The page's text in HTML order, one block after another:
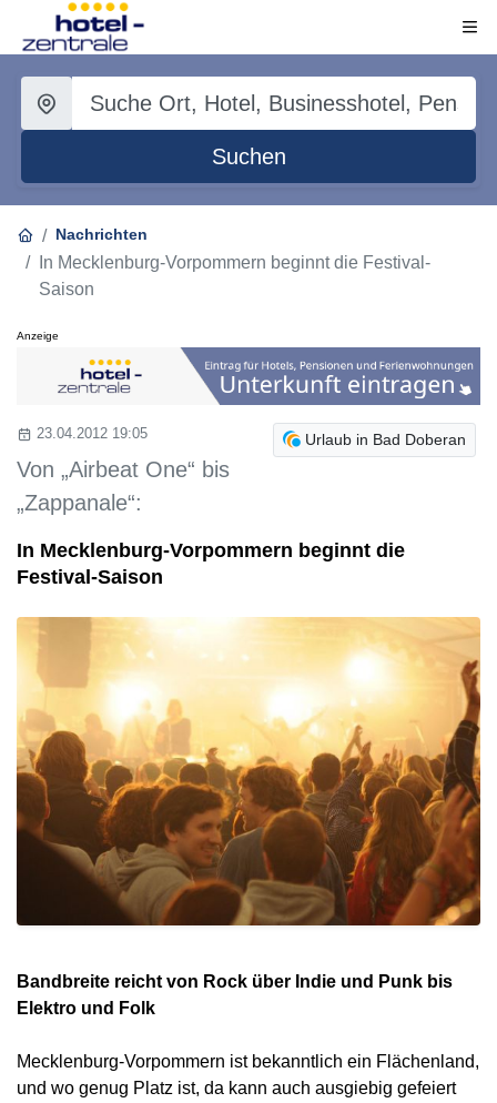
Suchen
Nachrichten
In Mecklenburg-Vorpommern beginnt die Festival-
Saison
Anzeige
Urlaub in Bad Doberan
23.04.2012 19:05
Von „Airbeat One“ bis
„Zappanale“:
In Mecklenburg-Vorpommern beginnt die
Festival-Saison
Bandbreite reicht von Rock über Indie und Punk bis
Elektro und Folk
Mecklenburg-Vorpommern ist bekanntlich ein Flächenland,
und wo genug Platz ist, da kann auch ausgiebig gefeiert